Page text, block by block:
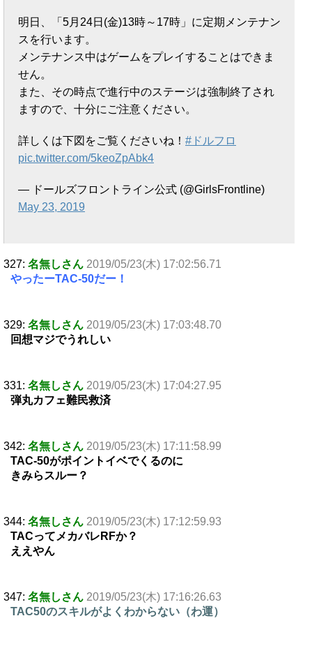
明日、「5月24日(金)13時～17時」に定期メンテナン
スを行います。
メンテナンス中はゲームをプレイすることはできま
せん。
また、その時点で進行中のステージは強制終了され
ますので、十分にご注意ください。
詳しくは下図をご覧くださいね！ #ドルフロ
pic.twitter.com/5keoZpAbk4
— ドールズフロントライン公式 (@GirlsFrontline)
May 23, 2019
327: 名無しさん 2019/05/23(木) 17:02:56.71
やったーTAC-50だー！
329: 名無しさん 2019/05/23(木) 17:03:48.70
回想マジでうれしい
331: 名無しさん 2019/05/23(木) 17:04:27.95
弾丸カフェ難民救済
342: 名無しさん 2019/05/23(木) 17:11:58.99
TAC-50がポイントイベでくるのに
きみらスルー？
344: 名無しさん 2019/05/23(木) 17:12:59.93
TACってメカバレRFか？
ええやん
347: 名無しさん 2019/05/23(木) 17:16:26.63
TAC50のスキルがよくわからない（わ運）